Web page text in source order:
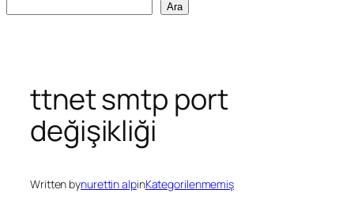
Ara
ttnet smtp port
değişikliği
Written bynurettin alpinKategorilenmemiş